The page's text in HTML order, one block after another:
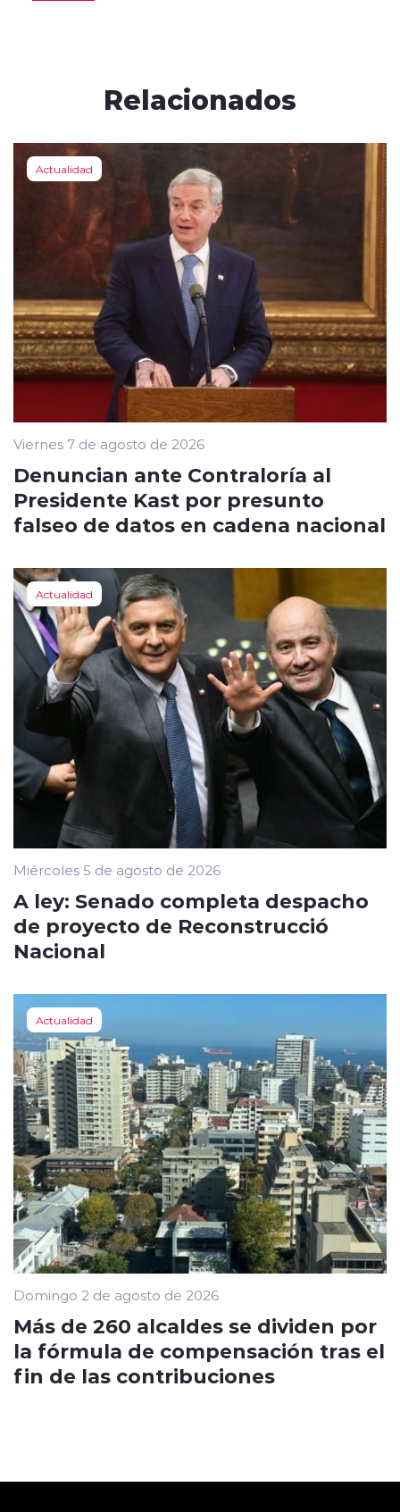
Relacionados
Actualidad
Viernes 7 de agosto de 2026
Denuncian ante Contraloría al
Presidente Kast por presunto
falseo de datos en cadena nacional
Actualidad
Miércoles 5 de agosto de 2026
A ley: Senado completa despacho
de proyecto de Reconstrucció
Nacional
Actualidad
Domingo 2 de agosto de 2026
Más de 260 alcaldes se dividen por
la fórmula de compensación tras el
fin de las contribuciones